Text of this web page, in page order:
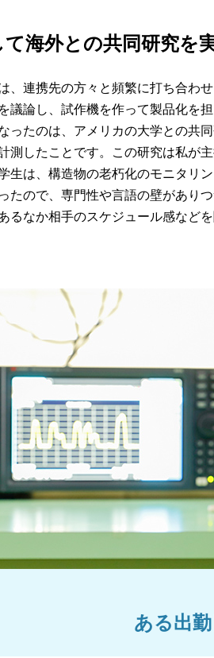
海外との共同研究を
、連携先の方々と頻繁に打ち合わ
議論し、試作機を作って製品化を
ったのは、アメリカの大学との共
測したことです。この研究は私が
生は、構造物の老朽化のモニタリ
たので、専門性や言語の壁があり
るなか相手のスケジュール感など
ある出